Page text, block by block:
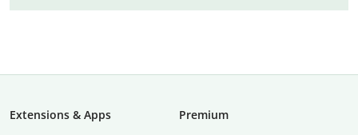
Extensions & Apps
Premium